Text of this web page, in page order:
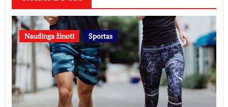
Naudinga žinoti Sportas